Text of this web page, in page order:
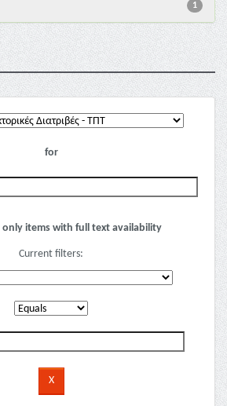
1
for
only items with full text availability
Current filters: